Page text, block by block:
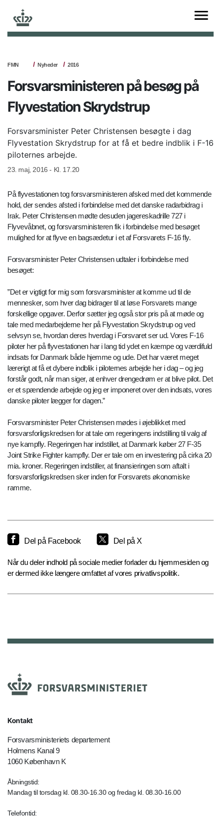
FMN Nyheder 2016
Forsvarsministeren på besøg på
Flyvestation Skrydstrup
Forsvarsminister Peter Christensen besøgte i dag
Flyvestation Skrydstrup for at få et bedre indblik i F-16
piloternes arbejde.
23. maj, 2016 - Kl. 17.20
På flyvestationen tog forsvarsministeren afsked med det kommende
hold, der sendes afsted i forbindelse med det danske radarbidrag i
Irak. Peter Christensen mødte desuden jagereskadrille 727 i
Flyvevåbnet, og forsvarsministeren fik i forbindelse med besøget
mulighed for at flyve en bagsædetur i et af Forsvarets F-16 fly.
Forsvarsminister Peter Christensen udtaler i forbindelse med
besøget:
”Det er vigtigt for mig som forsvarsminister at komme ud til de
mennesker, som hver dag bidrager til at løse Forsvarets mange
forskellige opgaver. Derfor sætter jeg også stor pris på at møde og
tale med medarbejderne her på Flyvestation Skrydstrup og ved
selvsyn se, hvordan deres hverdag i Forsvaret ser ud. Vores F-16
piloter her på flyvestationen har i lang tid ydet en kæmpe og værdifuld
indsats for Danmark både hjemme og ude. Det har været meget
lærerigt at få et dybere indblik i piloternes arbejde her i dag – og jeg
forstår godt, når man siger, at enhver drengedrøm er at blive pilot. Det
er et spændende arbejde og jeg er imponeret over den indsats, vores
danske piloter lægger for dagen.”
Forsvarsminister Peter Christensen mødes i øjeblikket med
forsvarsforligskredsen for at tale om regeringens indstilling til valg af
nye kampfly. Regeringen har indstillet, at Danmark køber 27 F-35
Joint Strike Fighter kampfly. Der er tale om en investering på cirka 20
mia. kroner. Regeringen indstiller, at finansieringen som aftalt i
forsvarsforligskredsen sker inden for Forsvarets økonomiske
ramme.
Del på Facebook Del på X
Når du deler indhold på sociale medier forlader du hjemmesiden og
er dermed ikke længere omfattet af vores privatlivspolitik.
Kontakt
Forsvarsministeriets departement
Holmens Kanal 9
1060 København K
Åbningstid:
Mandag til torsdag kl. 08.30-16.30 og fredag kl. 08.30-16.00
Telefontid: